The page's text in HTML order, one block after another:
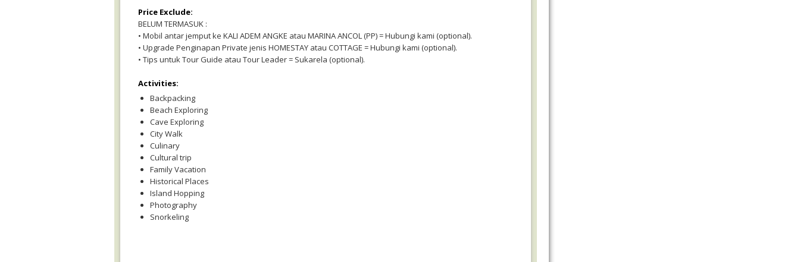
Price Exclude:
BELUM TERMASUK :
• Mobil antar jemput ke KALI ADEM ANGKE atau MARINA ANCOL (PP) = Hubungi kami (optional).
• Upgrade Penginapan Private jenis HOMESTAY atau COTTAGE = Hubungi kami (optional).
• Tips untuk Tour Guide atau Tour Leader = Sukarela (optional).
Activities:
Backpacking
Beach Exploring
Cave Exploring
City Walk
Culinary
Cultural trip
Family Vacation
Historical Places
Island Hopping
Photography
Snorkeling